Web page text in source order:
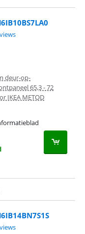
deur-op-
65,3 - 72
IKEA METOD